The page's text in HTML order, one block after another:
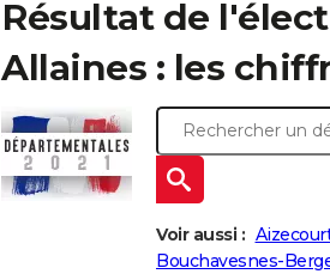
Résultat de
Allaines : les
Voir aussi :
Bouchavesnes-